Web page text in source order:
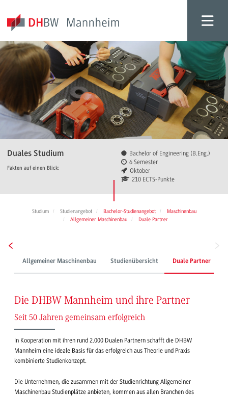
Duales Studium
Fakten auf einen Blick:
Bachelor of Engineering (B.Eng.)
6 Semester
Oktober
210 ECTS-Punkte
Studium Studienangebot Bachelor-Studienangebot
Maschinenbau
Allgemeiner Maschinenbau
Duale Partner
Allgemeiner Maschinenbau Studienübersicht Duale Partner
Die DHBW Mannheim und ihre Partner
Seit 50 Jahren gemeinsam erfolgreich
In Kooperation mit ihren rund 2.000 Dualen Partnern schafft die DHBW
Mannheim eine ideale Basis für das erfolgreich aus Theorie und Praxis
kombinierte Studienkonzept.
Die Unternehmen, die zusammen mit der Studienrichtung Allgemeiner
Maschinenbau Studienplätze anbieten, kommen aus allen Branchen des